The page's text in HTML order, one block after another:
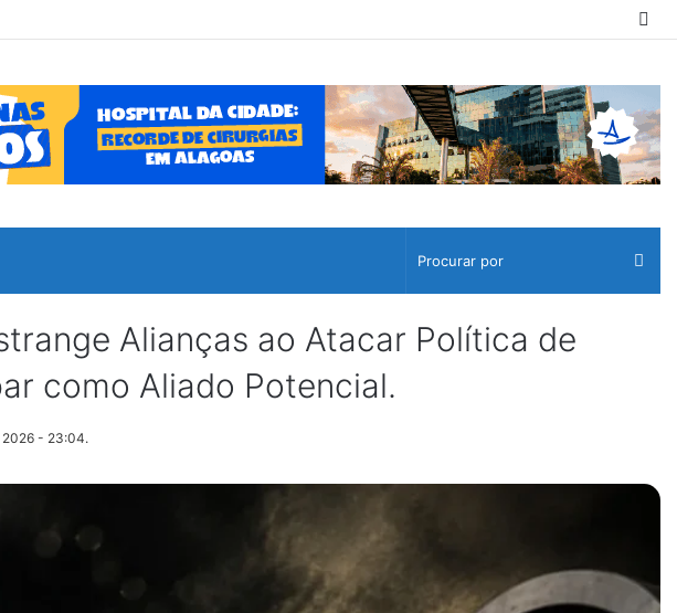
Alianças ao Atacar Política de
como Aliado Potencial.
2026 - 23:04.